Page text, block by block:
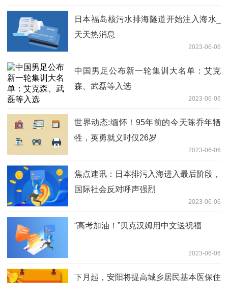
日本福岛核污水排海隧道开始注入海水_
天天热消息
2023-06-06
中国男足公布新一轮集训大名单：艾克
森、武磊等入选
2023-06-06
世界动态:缅怀！95年前的今天陈乔年牺
牲，英勇就义时仅26岁
2023-06-06
焦点速讯：日本排污入海进入最后阶段，
国际社会反对呼声强烈
2023-06-06
“高考加油！”贝克汉姆用中文送祝福
2023-06-06
下月起，安阳将提高城乡居民基本医保住